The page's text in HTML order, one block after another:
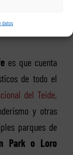
datos
es que cuenta
de todo el
del Teide,
y otras
parques de
Park o Loro